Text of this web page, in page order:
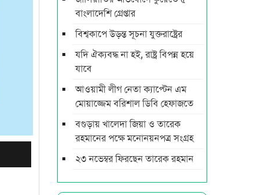
বাংলাদেশি গ্রেপ্তার
বিশ্বকাপে উড়ন্ত সূচনা যুক্তরাষ্ট্রের
যদি ঐক্যবদ্ধ না হই, রাষ্ট্র বিপন্ন হয়ে
যাবে
আওয়ামী লীগ নেতা ক্যাপ্টেন এম
মোয়াজ্জেম বরিশাল ডিবি হেফাজতে
বগুড়ায় খালেদা জিয়া ও তারেক
রহমানের পক্ষে মনোনয়নপত্র সংগ্রহ
২৩ নভেম্বর ফিরছেন তারেক রহমান